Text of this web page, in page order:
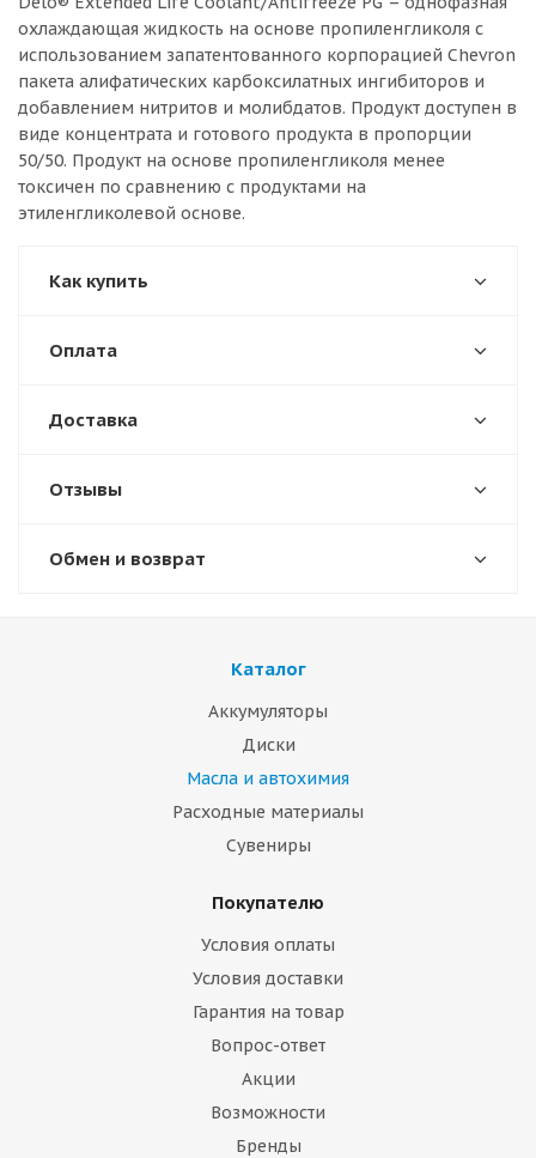
охлаждающая жидкость на основе пропиленгликоля с
использованием запатентованного корпорацией Chevron
пакета алифатических карбоксилатных ингибиторов и
добавлением нитритов и молибдатов. Продукт доступен в
виде концентрата и готового продукта в пропорции
50/50. Продукт на основе пропиленгликоля менее
токсичен по сравнению с продуктами на
этиленгликолевой основе.
Как купить
Оплата
Доставка
Отзывы
Обмен и возврат
Каталог
Аккумуляторы
Диски
Масла и автохимия
Расходные материалы
Сувениры
Покупателю
Условия оплаты
Условия доставки
Гарантия на товар
Вопрос-ответ
Акции
Возможности
Бренды